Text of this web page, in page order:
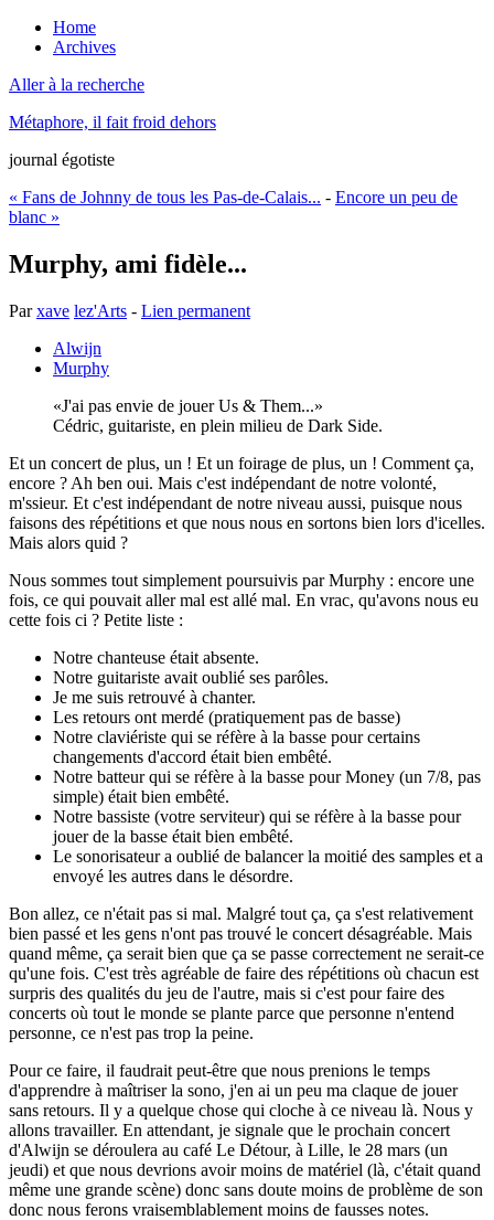
Home
Archives
Aller à la recherche
Métaphore, il fait froid dehors
journal égotiste
« Fans de Johnny de tous les Pas-de-Calais... - Encore un peu de
blanc »
Murphy, ami fidèle...
Parxave lez'Arts - Lien permanent
Alwijn
Murphy
J'ai pas envie de jouer Us & Them...
Cédric, guitariste, en plein milieu de Dark Side.
Et un concert de plus, un ! Et un foirage de plus, un ! Comment ça,
encore ? Ah ben oui. Mais c'est indépendant de notre volonté,
m'ssieur. Et c'est indépendant de notre niveau aussi, puisque nous
faisons des répétitions et que nous nous en sortons bien lors d'icelles.
Mais alors quid ?
Nous sommes tout simplement poursuivis par Murphy : encore une
fois, ce qui pouvait aller mal est allé mal. En vrac, qu'avons nous eu
cette fois ci ? Petite liste :
Notre chanteuse était absente.
Notre guitariste avait oublié ses parôles.
Je me suis retrouvé à chanter.
Les retours ont merdé (pratiquement pas de basse)
Notre claviériste qui se réfère à la basse pour certains
changements d'accord était bien embêté.
Notre batteur qui se réfère à la basse pour Money (un 7/8, pas
simple) était bien embêté.
Notre bassiste (votre serviteur) qui se réfère à la basse pour
jouer de la basse était bien embêté.
Le sonorisateur a oublié de balancer la moitié des samples et a
envoyé les autres dans le désordre.
Bon allez, ce n'était pas si mal. Malgré tout ça, ça s'est relativement
bien passé et les gens n'ont pas trouvé le concert désagréable. Mais
quand même, ça serait bien que ça se passe correctement ne serait-ce
qu'une fois. C'est très agréable de faire des répétitions où chacun est
surpris des qualités du jeu de l'autre, mais si c'est pour faire des
concerts où tout le monde se plante parce que personne n'entend
personne, ce n'est pas trop la peine.
Pour ce faire, il faudrait peut-être que nous prenions le temps
d'apprendre à maîtriser la sono, j'en ai un peu ma claque de jouer
sans retours. Il y a quelque chose qui cloche à ce niveau là. Nous y
allons travailler. En attendant, je signale que le prochain concert
d'Alwijn se déroulera au café Le Détour, à Lille, le 28 mars (un
jeudi) et que nous devrions avoir moins de matériel (là, c'était quand
même une grande scène) donc sans doute moins de problème de son
donc nous ferons vraisemblablement moins de fausses notes.